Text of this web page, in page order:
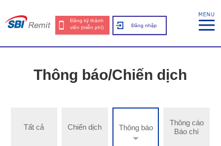
Đăng ký thành
viên (miễn phí)
Đăng nhập
Thông báo/Chiến dịch
Tất cả Chiến dịch Thông báo
Thông cáo
Báo chí